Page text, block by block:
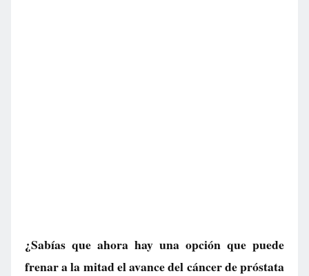
¿Sabías que ahora hay una opción que puede
frenar a la mitad el avance del cáncer de próstata